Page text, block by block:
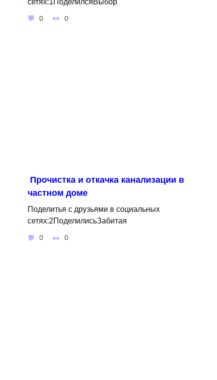
0 0
Прочистка и откачка канализации в
частном доме
Поделитья с друзьями в социальных
сетях:2ПоделилисьЗабитая
0 0